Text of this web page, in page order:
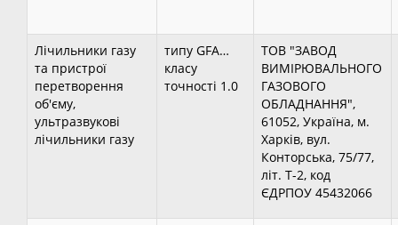
Лічильники газу
та пристрої
перетворення
об'єму,
ультразвукові
лічильники газу
типу GFA…
класу
точності 1.0
ТОВ "ЗАВОД
ВИМІРЮВАЛЬНОГО
ГАЗОВОГО
ОБЛАДНАННЯ",
61052, Україна, м.
Харків, вул.
Конторська, 75/77,
літ. Т-2, код
ЄДРПОУ 45432066